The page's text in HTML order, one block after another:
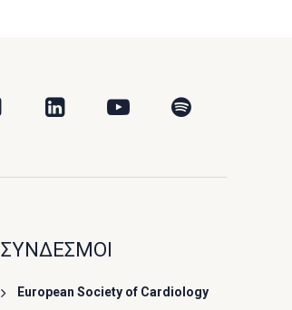
ΣΥΝΔΕΣΜΟΙ
European Society of Cardiology